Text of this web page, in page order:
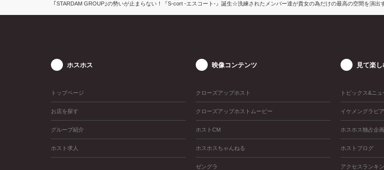
｢STARDAM GROUP｣の勢いが止まらない！『S-cort -エスコート-』誕生☆洗練されたメンバー達が貴女の為だけの最高の空間を演
ホスホス
トップページ
お店を探す
グループ紹介
ホスト求人
映像コンテンツ
クローズアップホスト
クローズアップホストムービー
ホストCM
ホスホスちゃんねる
ゼングラ
見て楽し
トピックス&ニュ
イケメングラビア
ホスホス独占企画
ホストブログ
アクセスランキ